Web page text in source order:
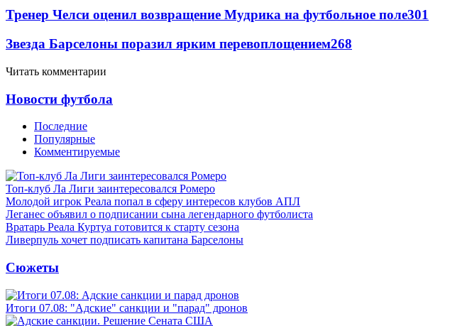
Тренер Челси оценил возвращение Мудрика на футбольное поле301
Звезда Барселоны поразил ярким перевоплощением268
Читать комментарии
Новости футбола
Последние
Популярные
Комментируемые
Топ-клуб Ла Лиги заинтересовался Ромеро
Молодой игрок Реала попал в сферу интересов клубов АПЛ
Леганес объявил о подписании сына легендарного футболиста
Вратарь Реала Куртуа готовится к старту сезона
Ливерпуль хочет подписать капитана Барселоны
Сюжеты
Итоги 07.08: "Адские" санкции и "парад" дронов